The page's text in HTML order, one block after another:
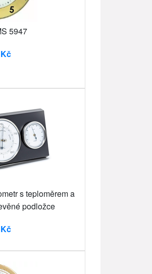
5947
s teploměrem a
podložce